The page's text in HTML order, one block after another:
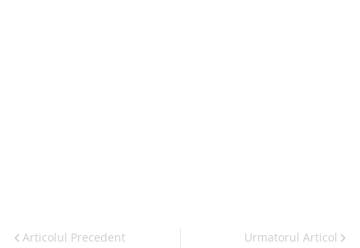
Articolul Precedent Urmatorul Articol